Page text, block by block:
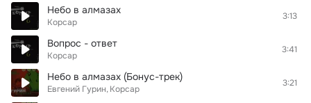
Небо в алмазах
Корсар
3:13
Вопрос - ответ
Корсар
3:41
Небо в алмазах (Бонус-трек)
Евгений Гурин Корсар
3:21